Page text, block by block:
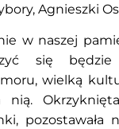
Agnieszki
w naszej
się
wielką
nią.
pozostawała